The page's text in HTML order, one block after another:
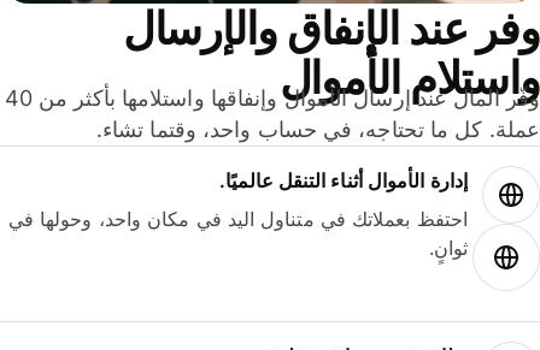
عند الإنفاق والإرسال
الأموال
وفّر المال عند إرسال الأموال وإنفاقها واستلامها بأكثر من 40
كل ما تحتاجه، في حساب واحد، وقتما تشاء.
إدارة الأموال أثناء التنقل عالميًا.
احتفظ بعملاتك في متناول اليد في مكان واحد، وحولها في
ثوانٍ.